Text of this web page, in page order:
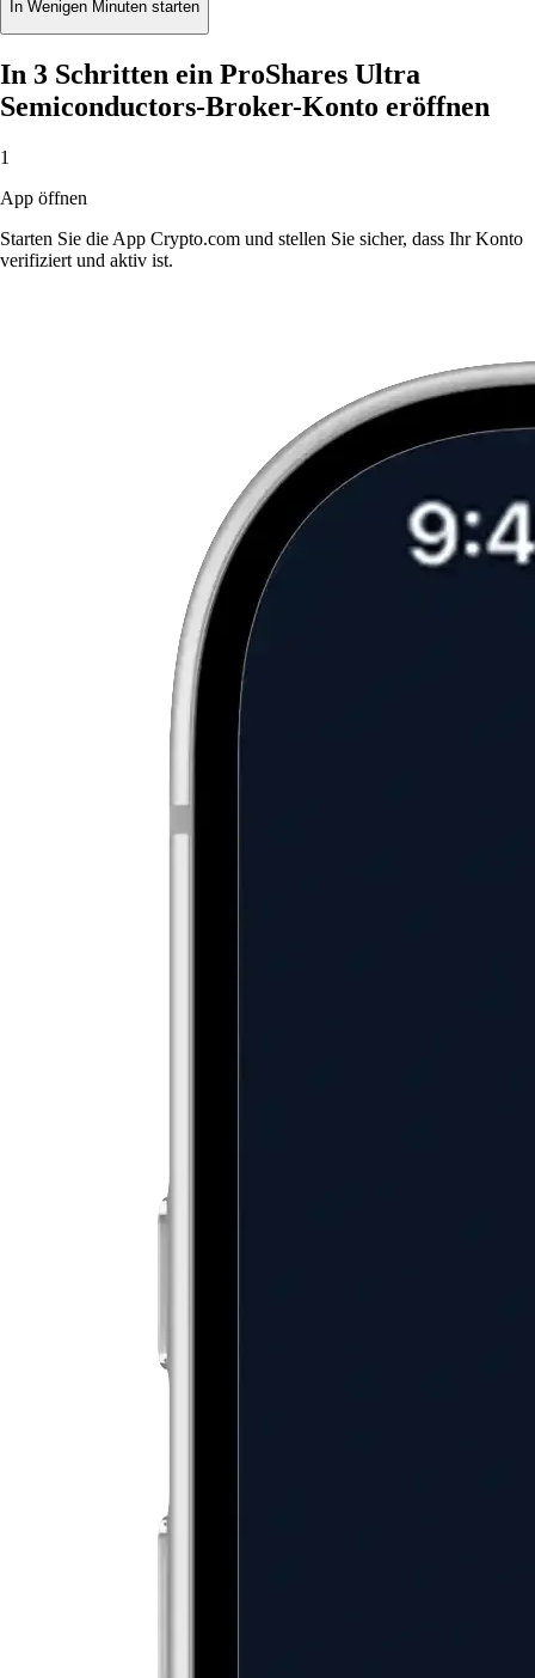
In Wenigen Minuten starten
In 3 Schritten ein ProShares Ultra
Semiconductors-Broker-Konto eröffnen
1
App öffnen
Starten Sie die App Crypto.com und stellen Sie sicher, dass Ihr Konto
verifiziert und aktiv ist.